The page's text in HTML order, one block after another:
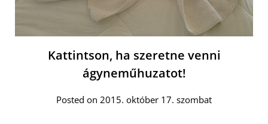
Kattintson, ha szeretne venni
ágyneműhuzatot!
Posted on 2015. október 17. szombat